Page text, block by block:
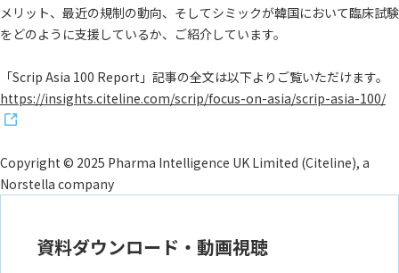
メリット、最近の規制の動向、そしてシミックが韓国において臨床試験
をどのように支援しているか、ご紹介しています。
「Scrip Asia 100 Report」記事の全文は以下よりご覧いただけます。
https://insights.citeline.com/scrip/focus-on-asia/scrip-asia-100/
Copyright © 2025 Pharma Intelligence UK Limited (Citeline), a
Norstella company
資料ダウンロード・動画視聴